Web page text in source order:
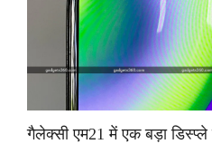
गैलेक्सी एम21 में एक बड़ा